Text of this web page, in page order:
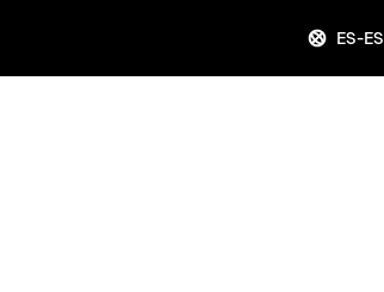
ES-ES